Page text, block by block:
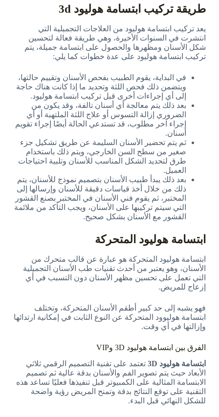
طريقة تركيب ابتسامة هوليود 3d
يعد تركيب ابتسامة هوليود من العلاجات التجميلية التي
انتشرت في السنوات الأخيرة، وهي طريقة فعالة لتحسين
شكل الأسنان ومظهرها والحصول على ابتسامة جميلة، يتم
تركيب ابتسامة هوليود على عدة خطوات كما يلي:
في البداية، يقوم الطبيب بفحص الأسنان وتقييم حالتها،
ويتضمن ذلك فحص اللثة وتحديد ما إذا كانت هناك حاجة
إلى أي إجراءات أخرى قبل تركيب ابتسامة هوليود.
بعد ذلك يتم معالجة أي أسنان تالفة، وقد يكون من
الضروري إزالة التسوس أو علاج اللثة الملتهبة أو أي
إجراء آخر مطلوب، قد تستدعي الحالة أيضًا إجراء تقويم
أسنان.
ثم يتم تحضير الأسنان السليمة عن طريق تشكيل جزء
صغير من سطح السن الخارجي، ويتم ذلك باستخدام
طرق لتحديد الشكل المناسب للأسنان وتلبية احتياجات
العميل.
بعد ذلك يبدأ طبيب الأسنان بتصميم نموذج للأسنان، يتم
ذلك من خلال أخذ قياسات دقيقة للأسنان وإرسالها إلى
المختبر، ثم يقوم فني الأسنان في المختبر بصنع القشور
التي سيتم تركيبها على الأسنان، ويجب التأكد من ملائمة
القشور مع الأسنان بشكل صحيح.
ابتسامة هوليود المتحركة
ابتسامة هوليود المتحركة هو عبارة عن قالب متحرك من
الأسنان، وهو يعتبر من أحدث تقنيات طب الأسنان التجميلية
التي تعمل على تحسين مظهر الأسنان دون التسبب في أي
إزعاج للمريض.
فهو يشبه إلى حد كبير أطقم الأسنان المتحركة، وتختلف
ابتسامة هوليوود المتحركة عن النوع الثابت في إمكانية ارتدائها
وإزالتها في أي وقت.
الفرق بين ابتسامة هوليود 3D وVIP
ابتسامة هوليود 3D
تعتمد على تقنية التصميم الرقمي ثلاثي
الأبعاد حيث يتم تصوير الفم والأسنان بدقة عالية ثم تصميم
الابتسامة المثالية على الكمبيوتر قبل تنفيذها فعليًا تساعد هذه
التقنية على توقع النتائج بدقة وتمنح المريض رؤية واضحة
للشكل النهائي قبل البدء.